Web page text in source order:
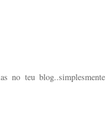
no teu blog..simplesmente